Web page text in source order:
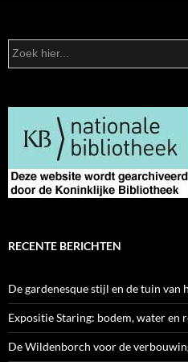
Zoek
naar:
RECENTE BERICHTEN
De gardenesque stijl en de tuin
Expositie Staring: bodem, water en
De Wildenborch voor de